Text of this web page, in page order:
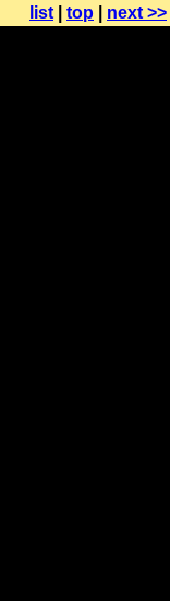
list top next >>